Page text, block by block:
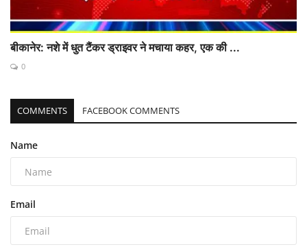
बीकानेर: नशे में धुत टैंकर ड्राइवर ने मचाया कहर, एक की ...
0
COMMENTS FACEBOOK COMMENTS
Name
Email